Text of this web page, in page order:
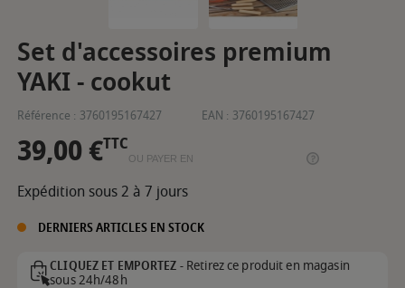
Set d'accessoires premium
YAKI - cookut
Référence : 3760195167427 EAN : 3760195167427
39,00 €TTC
OU PAYER EN
Expédition sous 2 à 7 jours
DERNIERS ARTICLES EN STOCK
CLIQUEZ ET EMPORTEZ -Retirez ce produit en magasin
sous 24h/48h